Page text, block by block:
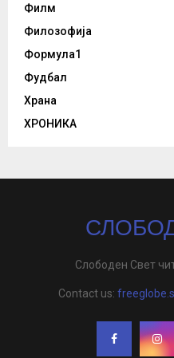
Филм
Филозофија
Формула1
Фудбал
Храна
ХРОНИКА
Слободен Свет
Contact us: